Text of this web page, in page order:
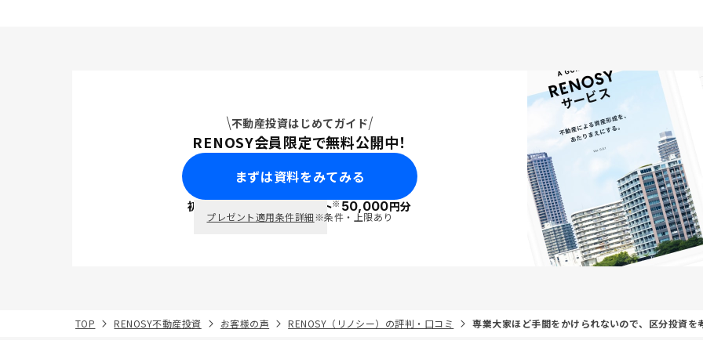
不動産投資はじめてガイド
RENOSY会員限定で無料公開中！
まずは資料をみてみる
初回面談で ポイント※50,000円分
プレゼント適用条件詳細※条件・上限あり
TOP RENOSY不動産投資 お客様の声 RENOSY（リノシー）の評判・口コミ 専業大家ほど手間をかけられないので、区分投資を